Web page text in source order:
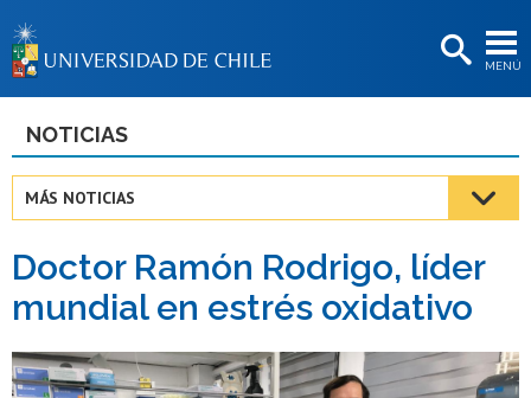
MENÚ
BIBLIOTECAS
Estudiantes
Académicas/os
Funcionarias/os
Egresadas/os
NOTICIAS
MÁS NOTICIAS
Doctor Ramón Rodrigo, líder
mundial en estrés oxidativo